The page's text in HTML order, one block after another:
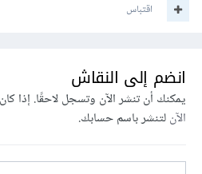
اقتباس
انضم إلى النقاش
يمكنك أن تنشر الآن وتسجل لاحقًا. إذا
الآنلتنشر باسم حسابك.